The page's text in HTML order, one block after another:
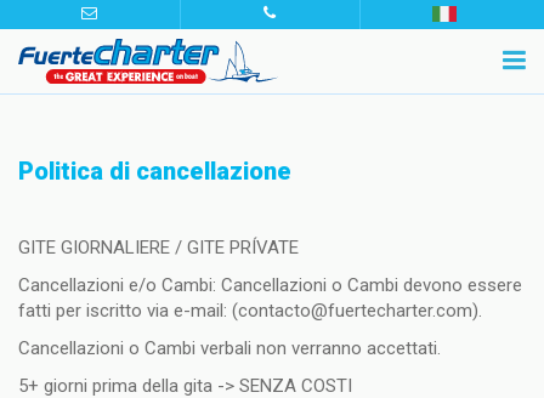
Politica di cancellazione
GITE GIORNALIERE / GITE PRÍVATE
Cancellazioni e/o Cambi: Cancellazioni o Cambi devono essere
fatti per iscritto via e-mail: (contacto@fuertecharter.com).
Cancellazioni o Cambi verbali non verranno accettati.
5+ giorni prima della gita -> SENZA COSTI